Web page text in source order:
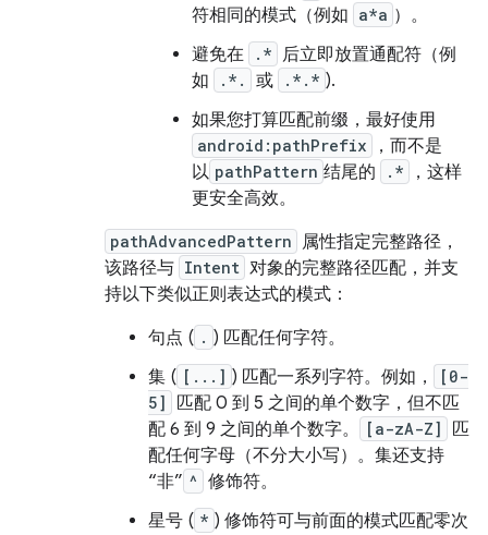
符相同的模式（例如 a*a ）。
避免在
.* 后立即放置通配符（例
如
.*. 或 .*.* ).
如果您打算匹配前缀，最好使用
android:pathPrefix
，而不是
以 pathPattern 结尾的 .*
，这样
更安全高效。
pathAdvancedPattern 属性指定完整路径，
该路径与 Intent 对象的完整路径匹配，并支
持以下类似正则表达式的模式：
句点 ( . ) 匹配任何字符。
集 ( [...] ) 匹配一系列字符。例如，
[0-
5]
匹配 0 到 5 之间的单个数字，但不匹
配 6 到 9 之间的单个数字。
[a-zA-Z]
匹
配任何字母（不分大小写）。集还支持
“非” ^ 修饰符。
星号 ( * ) 修饰符可与前面的模式匹配零次